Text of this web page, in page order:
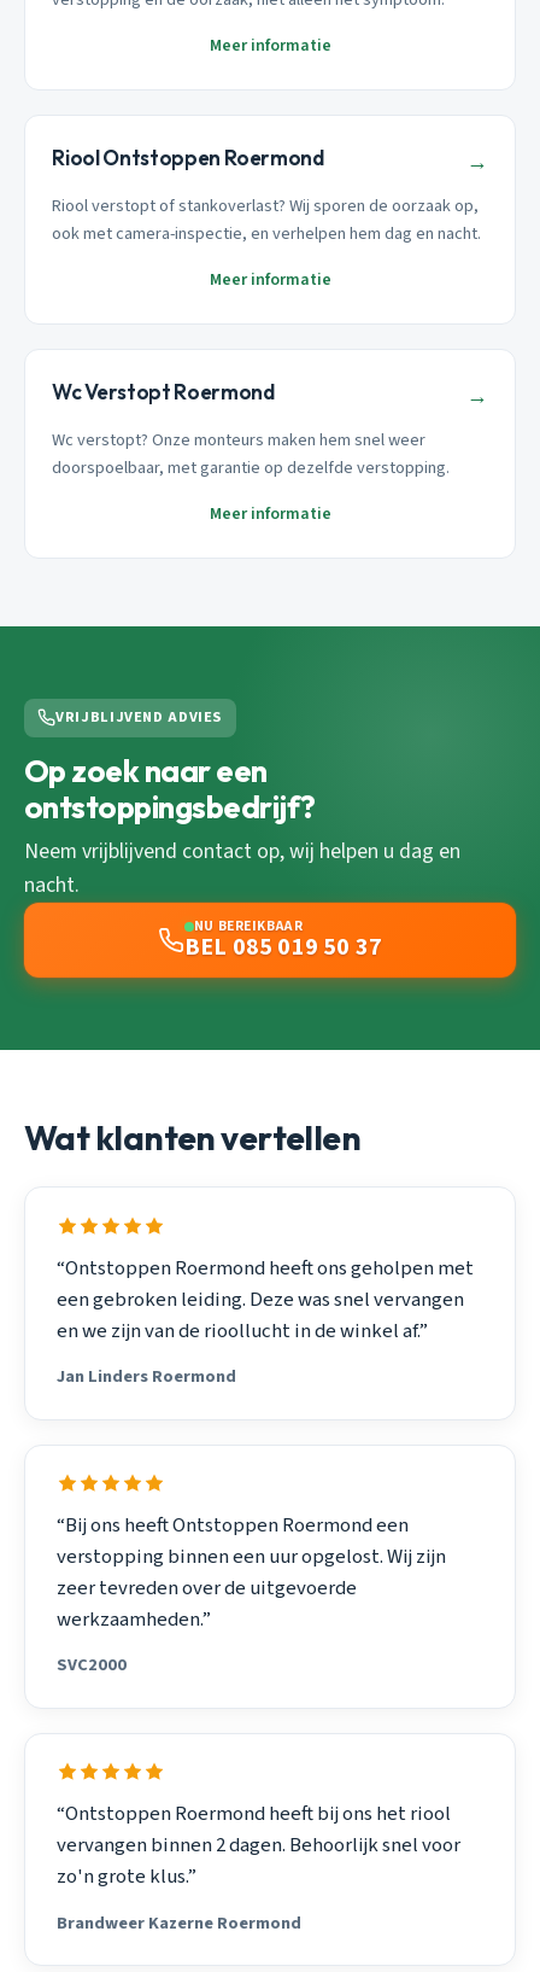
Meer informatie
Riool Ontstoppen Roermond →
Riool verstopt of stankoverlast? Wij sporen de oorzaak op,
ook met camera-inspectie, en verhelpen hem dag en nacht.
Meer informatie
Wc Verstopt Roermond →
Wc verstopt? Onze monteurs maken hem snel weer
doorspoelbaar, met garantie op dezelfde verstopping.
Meer informatie
VRIJBLIJVEND ADVIES
Op zoek naar een
ontstoppingsbedrijf?
Neem vrijblijvend contact op, wij helpen u dag en
nacht.
NU BEREIKBAAR
BEL 085 019 50 37
Wat klanten vertellen
“Ontstoppen Roermond heeft ons geholpen met
een gebroken leiding. Deze was snel vervangen
en we zijn van de rioollucht in de winkel af.”
Jan Linders Roermond
“Bij ons heeft Ontstoppen Roermond een
verstopping binnen een uur opgelost. Wij zijn
zeer tevreden over de uitgevoerde
werkzaamheden.”
SVC2000
“Ontstoppen Roermond heeft bij ons het riool
vervangen binnen 2 dagen. Behoorlijk snel voor
zo'n grote klus.”
Brandweer Kazerne Roermond